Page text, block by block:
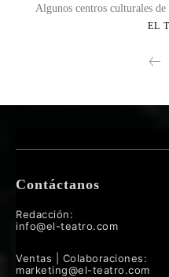
Algunos centros culturales de
EL
Contáctanos
Redacción:
info@el-teatro.com
Ventas | Colaboraciones:
marketing@el-teatro.com